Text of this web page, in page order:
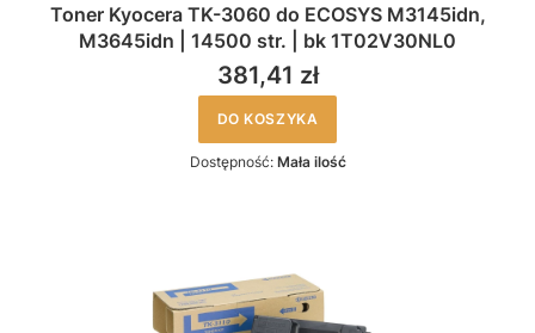
Toner Kyocera TK-3060 do ECOSYS M3145idn,
M3645idn | 14500 str. | bk 1T02V30NL0
381,41 zł
DO KOSZYKA
Dostępność: Mała ilość